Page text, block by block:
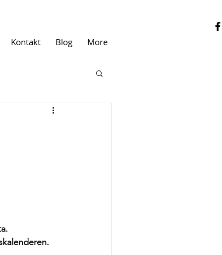
Kontakt Blog More